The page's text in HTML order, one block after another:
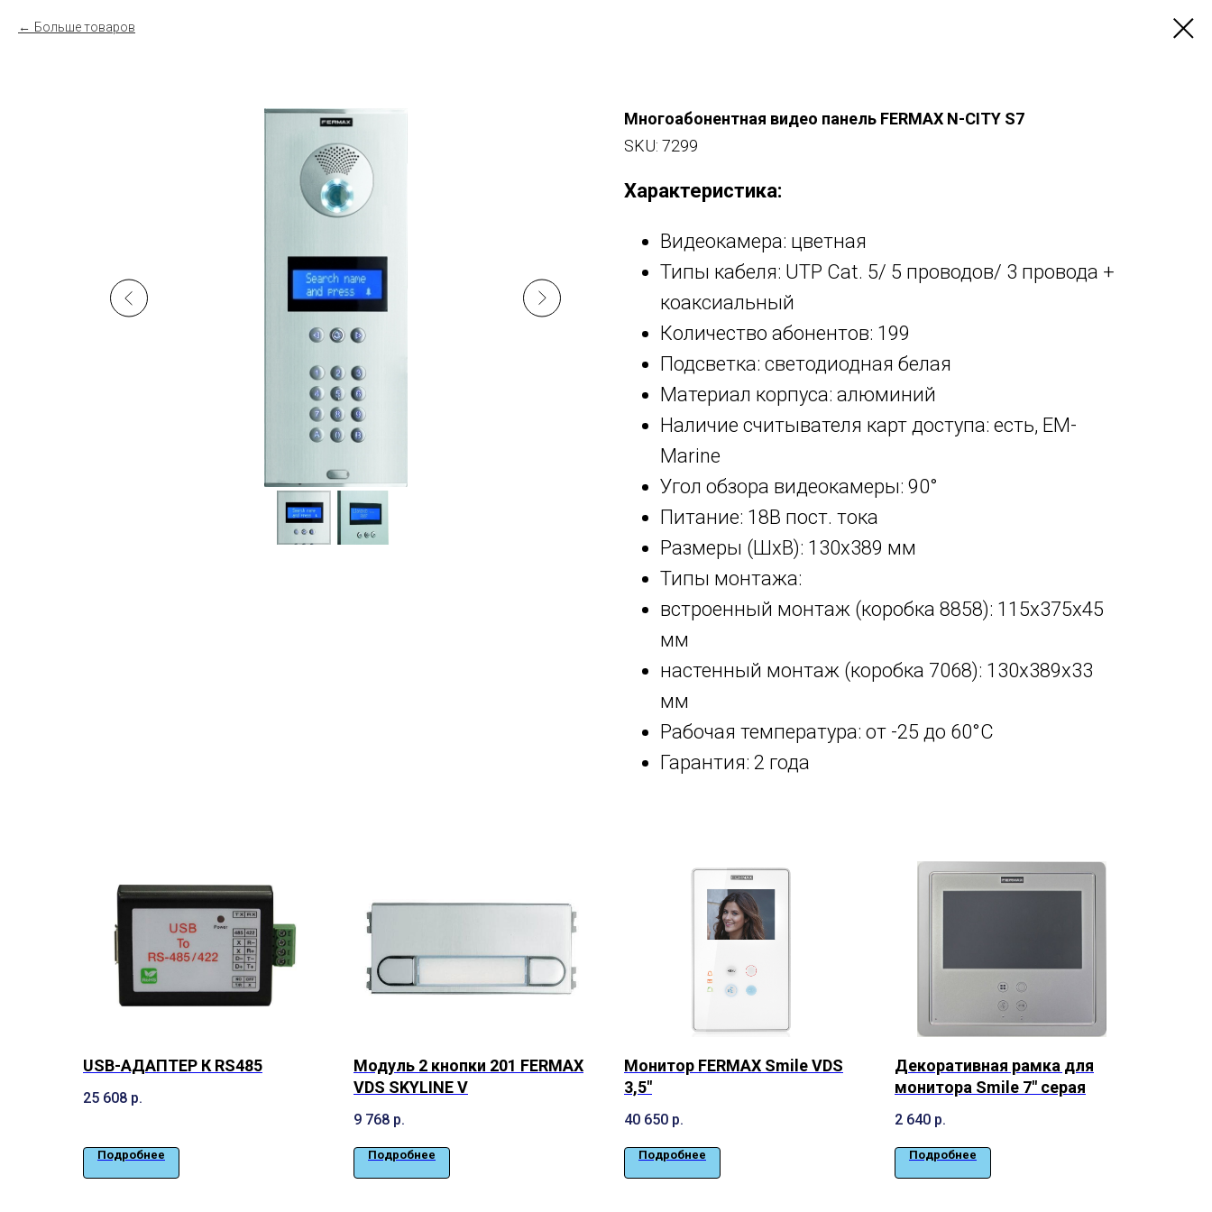
Больше товаров
Многоабонентная видео панель FERMAX N-CITY S7
SKU: 7299
Характеристика:
Видеокамера: цветная
Типы кабеля: UTP Cat. 5/ 5 проводов/ 3 провода +
коаксиальный
Количество абонентов: 199
Подсветка: светодиодная белая
Материал корпуса: алюминий
Наличие считывателя карт доступа: есть, EM-
Marine
Угол обзора видеокамеры: 90°
Питание: 18В пост. тока
Размеры (ШхВ): 130х389 мм
Типы монтажа:
встроенный монтаж (коробка 8858): 115х375х45
мм
настенный монтаж (коробка 7068): 130х389х33
мм
Рабочая температура: от -25 до 60°С
Гарантия: 2 года
USB-АДАПТЕР К RS485
25 608 р.
Подробнее
Модуль 2 кнопки 201 FERMAX
VDS SKYLINE V
9 768 р.
Подробнее
Монитор FERMAX Smile VDS
3,5"
40 650 р.
Подробнее
Декоративная рамка для
монитора Smile 7″ серая
2 640 р.
Подробнее